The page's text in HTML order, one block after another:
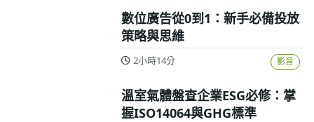
數位廣告從0到1：新手必備投放
策略與思維
2小時14分 影音
溫室氣體盤查企業ESG必修：掌
握ISO14064與GHG標準